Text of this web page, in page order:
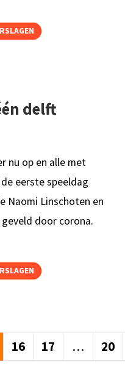
delft
nu op en alle met
eerste speeldag
Naomi Linschoten en
door corona.
16 17 … 20